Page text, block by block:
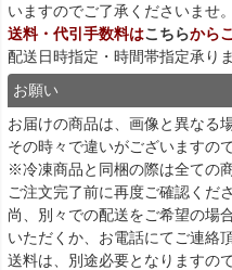
いますのでご了承くださいませ。
送料・代引手数料はこちらから
配送日時指定・時間帯指定承りま
お願い
お届けの商品は、画像と異なる
その時々で違いがございますの
※冷凍商品と同梱の際は全ての
ご注文完了前に再度ご確認くださ
尚、別々での配送をご希望の場
いただくか、お電話にてご連絡
送料は、別途必要となりますの